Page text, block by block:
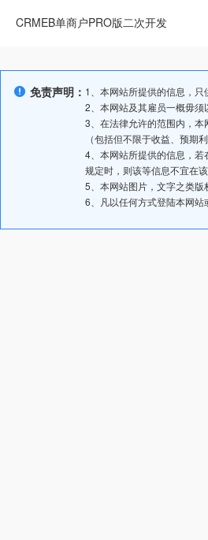
CRMEB单商户PRO版二次开发
免责声明： 1、本网站所提供的信息，只
2、本网站及其雇员一概毋须
3、在法律允许的范围内，
（包括但不限于收益、预期
4、本网站所提供的信息，
规定时，则该等信息不宜在
5、本网站图片，文字之类版
6、凡以任何方式登陆本网站